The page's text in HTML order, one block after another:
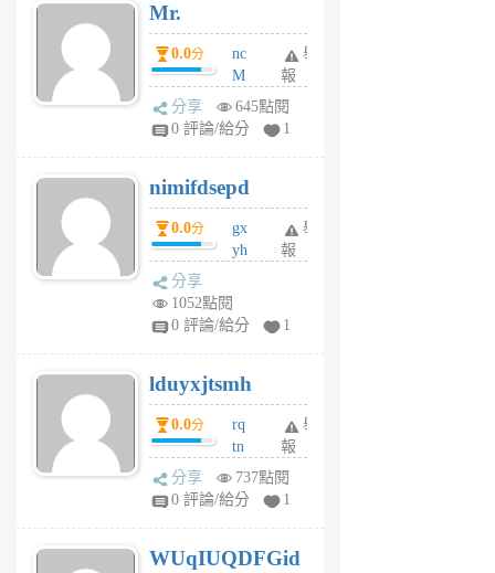
Mr.
0.0分
nc
M
U
F
U
5
個
月
舉
報
分享
645點閱
0 評論/給分
1
nimifdsepd
0.0分
gx
yh
jl
月
前
舉
報
分享
1052點閱
0 評論/給分
1
lduyxjtsmh
0.0分
rq
tn
jt
gl
個
舉
報
分享
737點閱
0 評論/給分
1
WUqIUQDFGid